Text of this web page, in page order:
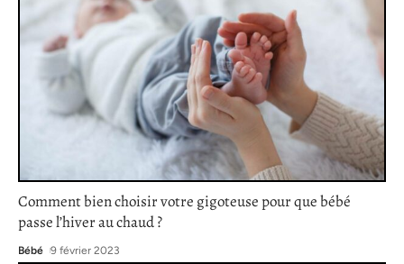
Comment bien choisir votre gigoteuse pour que bébé
passe l’hiver au chaud ?
Bébé 9 février 2023